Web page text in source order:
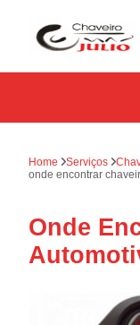
Home Serviços
onde encontrar
Onde